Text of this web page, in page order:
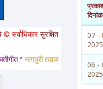
सुरक्षित आहेत. या साईटवरचे साहित्य
* नागपुरी तडका * लावणी * अंगाईगीत
दिनांक
07 -
2025
06 -
2025